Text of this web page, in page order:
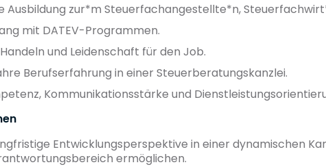
Ausbildung zur*m Steuerfachangestellte*n,
mit DATEV-Programmen.
und Leidenschaft für den Job.
Berufserfahrung in einer Steuerberatungskanzlei.
Kommunikationsstärke und
Entwicklungsperspektive in einer dynamischen
ermöglichen.